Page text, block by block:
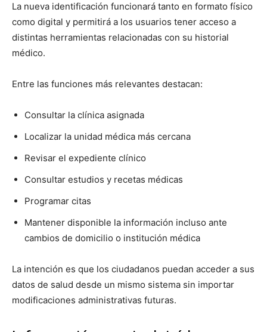
La nueva identificación funcionará tanto en formato físico
como digital y permitirá a los usuarios tener acceso a
distintas herramientas relacionadas con su historial
médico.
Entre las funciones más relevantes destacan:
Consultar la clínica asignada
Localizar la unidad médica más cercana
Revisar el expediente clínico
Consultar estudios y recetas médicas
Programar citas
Mantener disponible la información incluso ante
cambios de domicilio o institución médica
La intención es que los ciudadanos puedan acceder a sus
datos de salud desde un mismo sistema sin importar
modificaciones administrativas futuras.